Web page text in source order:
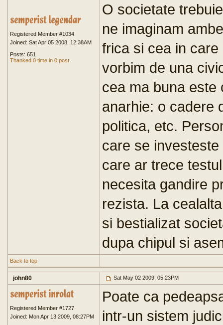
Registered Member #1034
Joined: Sat Apr 05 2008, 12:38AM
Posts: 651
Thanked 0 time in 0 post
O societate
ne imaginam
frica si cea in
vorbim de una
cea ma buna este
anarhie: o cadere
politica, etc.
care se
care ar trece
necesita gandire
rezista. La
si bestializat
dupa chipul si
Back to top
john80 Sat May 02 2009, 05:23PM
Registered Member #1727
Joined: Mon Apr 13 2009, 08:27PM
Poate ca
intr-un sistem